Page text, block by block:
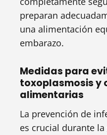
preparan
una alimentación
embarazo.
Medidas para
toxoplasmosis y
alimentarias
La prevención de
es crucial durante